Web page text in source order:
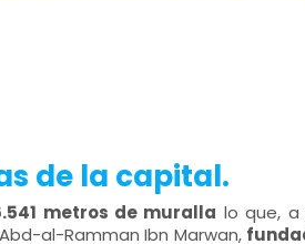
de la capital.
metros de muralla lo que, a
al-Ramman Ibn Marwan,